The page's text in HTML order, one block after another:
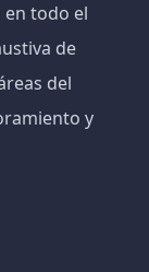
todo el
de
del
y